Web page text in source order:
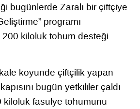
bugünlerde Zaralı bir çiftçiye
programı
200 kiloluk tohum desteği
köyünde çiftçilik yapan
bugün yetkililer çaldı
fasulye tohumunu